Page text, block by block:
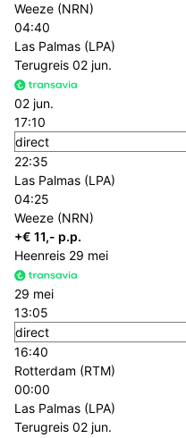
Weeze (NRN)
04:40
Las Palmas (LPA)
Terugreis 02 jun.
02 jun.
17:10
direct
22:35
Las Palmas (LPA)
04:25
Weeze (NRN)
+€ 11,- p.p.
Heenreis 29 mei
29 mei
13:05
direct
16:40
Rotterdam (RTM)
00:00
Las Palmas (LPA)
Terugreis 02 jun.